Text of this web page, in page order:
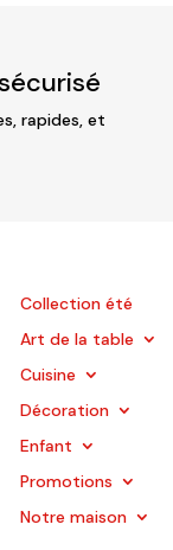
rapides, et
Collection été
Art de la table
Cuisine
Décoration
Enfant
Promotions
Notre maison